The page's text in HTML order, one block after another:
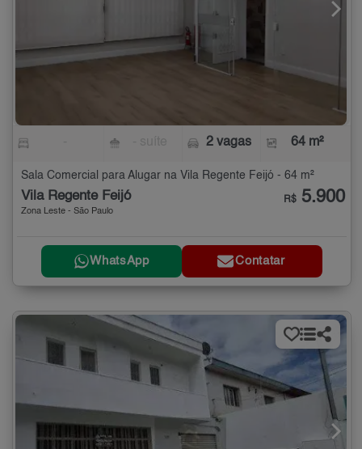
2 vagas 64 m²
Sala Comercial para Alugar na Vila Regente Feijó - 64 m²
Vila Regente Feijó
Zona Leste - São Paulo
R$ 5.900
WhatsApp Contatar